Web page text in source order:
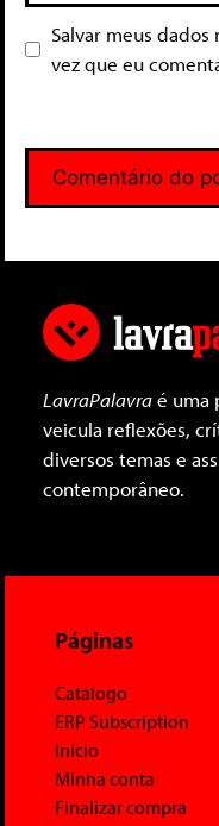
Salvar meus
vez que eu
LavraPalavraé uma
veicula reflexões,
diversos temas e
contemporâneo.
Páginas
Catálogo
ERP Subscription
Início
Minha conta
Finalizar compra